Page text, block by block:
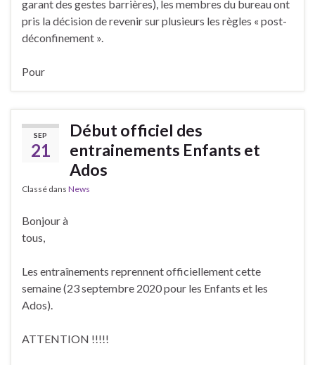
garant des gestes barrières), les membres du bureau ont
pris la décision de revenir sur plusieurs les règles « post-
déconfinement ».
Pour
SEP
21
Début officiel des
entrainements Enfants et
Ados
Classé dans News
Bonjour à
tous,
Les entraînements reprennent officiellement cette
semaine (23 septembre 2020 pour les Enfants et les
Ados).
ATTENTION !!!!!